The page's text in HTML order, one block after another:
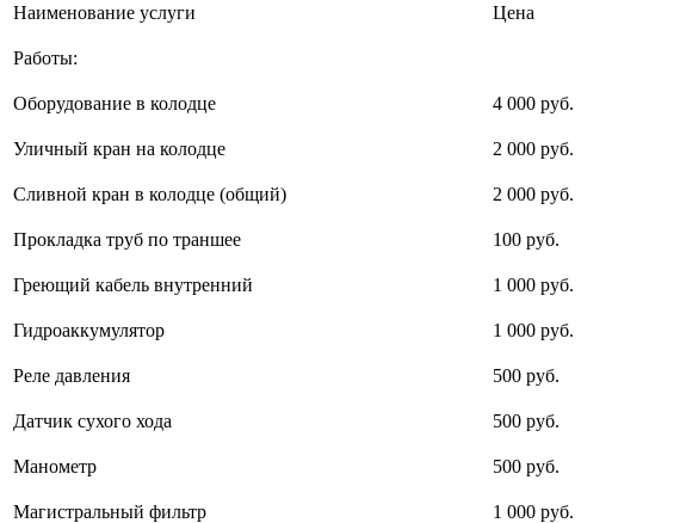
Наименование услуги Цена
Работы:
Оборудование в колодце 4 000 руб.
Уличный кран на колодце 2 000 руб.
Сливной кран в колодце (общий) 2 000 руб.
Прокладка труб по траншее 100 руб.
Греющий кабель внутренний 1 000 руб.
Гидроаккумулятор 1 000 руб.
Реле давления 500 руб.
Датчик сухого хода 500 руб.
Манометр 500 руб.
Магистральный фильтр 1 000 руб.